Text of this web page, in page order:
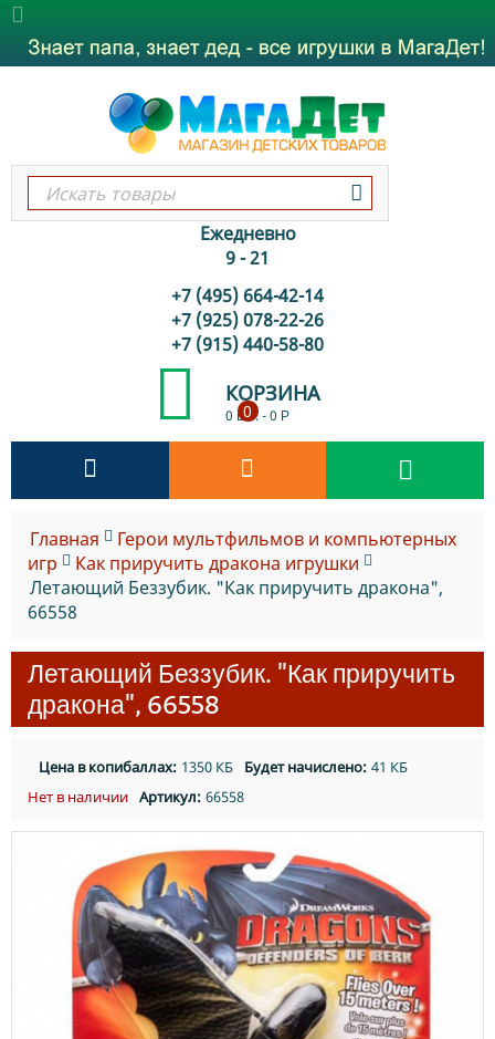
Ежедневно
9 - 21
+7 (495) 664-42-14
+7 (925) 078-22-26
+7 (915) 440-58-80
КОРЗИНА
0 шт.-0 Р
0
Главная
Герои мультфильмов и компьютерных
игр
Как приручить дракона игрушки
Летающий Беззубик. "Как приручить дракона",
66558
Летающий Беззубик. "Как приручить
дракона", 66558
Цена в копибаллах: 1350 КБ Будет начислено: 41 КБ
Нет в наличии Артикул: 66558